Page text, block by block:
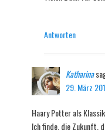
Antworten
Katharina
29. März
Haary Potter als
Ich finde, die Zukunft,